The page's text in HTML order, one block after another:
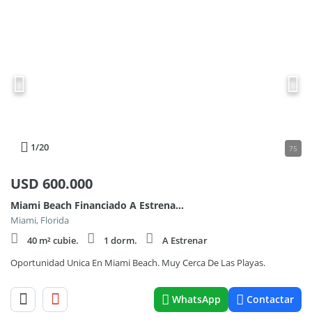
1/20 75
USD 600.000
Miami Beach Financiado A Estrenar Y Cerca Del Mar 600
Miami, Florida
40 m² cubie.
1 dorm.
A Estrenar
Oportunidad Unica En Miami Beach. Muy Cerca De Las Playas.
WhatsApp Contactar